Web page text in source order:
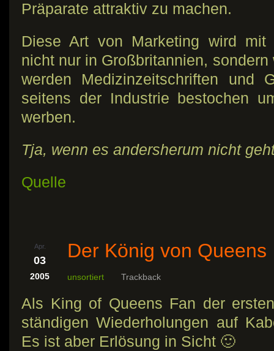
Präparate attraktiv zu machen.
Diese Art von Marketing wird mit
nicht nur in Großbritannien,
werden Medizinzeitschriften und
seitens der Industrie bestochen
werben.
Tja, wenn es andersherum nicht
Quelle
Apr.
03
2005
Der König von Queens
unsortiert Trackback
Als King of Queens Fan der
ständigen Wiederholungen auf
Es ist aber Erlösung in Sicht 🙂